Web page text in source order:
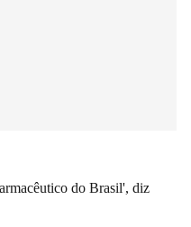
do Brasil', diz